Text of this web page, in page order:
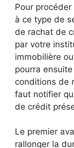
Pour
à ce type de
de rachat de
par votre
immobilière
pourra
conditions de
faut notifier
de crédit
Le premier
rallonger la